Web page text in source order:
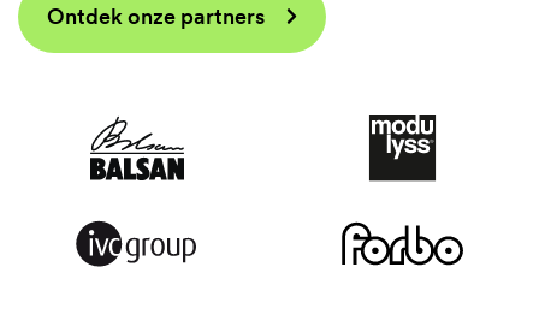
Ontdek onze partners